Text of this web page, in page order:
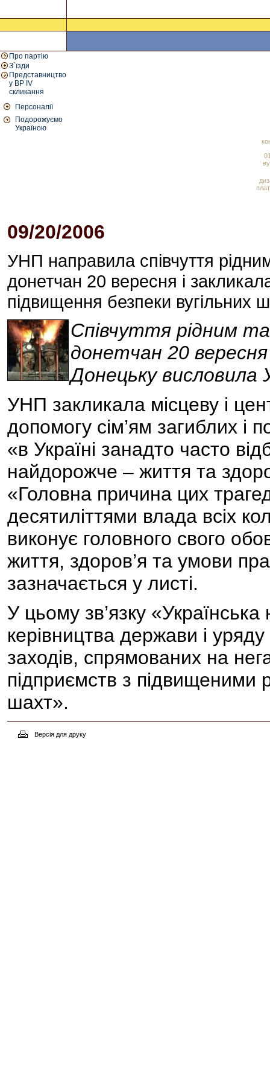
Про партію
З`їзди
Представництво
у ВР IV
скликання
Персоналії
Подорожуємо
Україною
09/20/2006
УНП направила співчуття
донетчан 20 вересня і
підвищення безпеки вугільних
Співчуття рідним
донетчан 20
Донецьку висловила
УНП закликала місцеву і
допомогу сім’ям загиблих
«в Україні занадто часто
найдорожче – життя та
«Головна причина цих
десятиліттями влада всіх
виконує головного свого
життя, здоров’я та умови
зазначається у листі.
У цьому зв’язку
керівництва держави і
заходів, спрямованих на
підприємств з підвищеними
шахт».
Версія для друку